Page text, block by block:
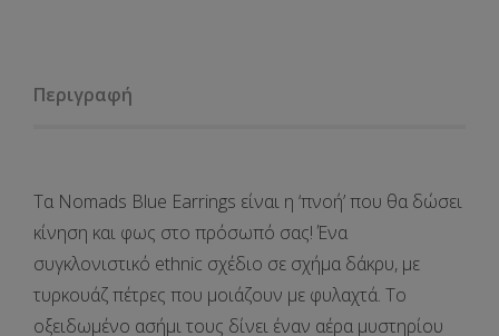
Περιγραφή
Τα Nomads Blue Earrings είναι η ‘πνοή’ που θα δώσει
κίνηση και φως στο πρόσωπό σας! Ένα
συγκλονιστικό ethnic σχέδιο σε σχήμα δάκρυ, με
τυρκουάζ πέτρες που μοιάζουν με φυλαχτά. Το
οξειδωμένο ασήμι τους δίνει έναν αέρα μυστηρίου